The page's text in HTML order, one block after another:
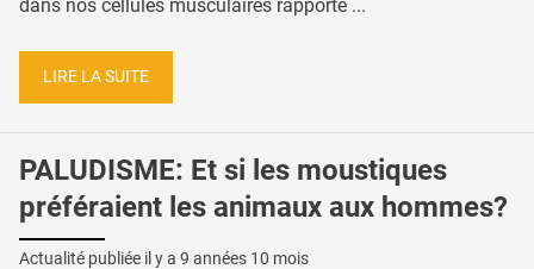
dans nos cellules musculaires rapporte ...
LIRE LA SUITE
PALUDISME: Et si les moustiques
préféraient les animaux aux hommes?
Actualité publiée il y a 9 années 10 mois